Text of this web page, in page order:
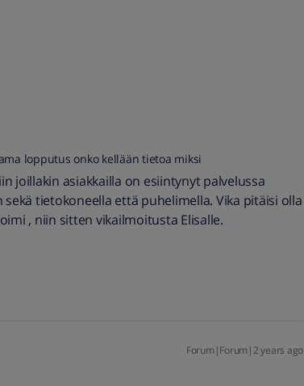
lopputus onko kellään tietoa miksi
joillakin asiakkailla on esiintynyt palvelussa
tietokoneella että puhelimella. Vika pitäisi olla
, niin sitten vikailmoitusta Elisalle.
Forum|Forum|2 years ago